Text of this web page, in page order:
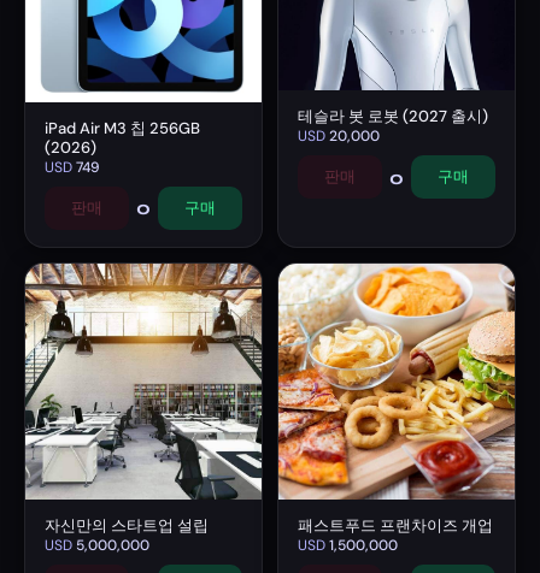
iPad Air M3 칩 256GB
(2026)
USD749
판매 0 구매
테슬라 봇 로봇 (2027 출시)
USD20,000
판매 0 구매
자신만의 스타트업 설립
USD 5,000,000
패스트푸드 프랜차이즈 개업
USD1,500,000